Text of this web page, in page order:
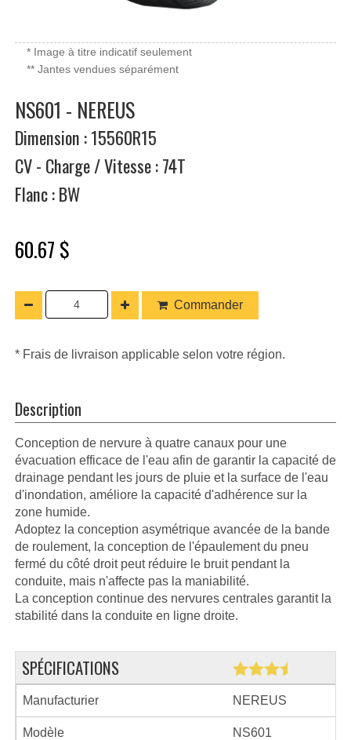
* Image à titre indicatif seulement
** Jantes vendues séparément
NS601 - NEREUS
Dimension : 15560R15
CV - Charge / Vitesse : 74T
Flanc : BW
60.67 $
Commander
* Frais de livraison applicable selon votre région.
Description
Conception de nervure à quatre canaux pour une
évacuation efficace de l'eau afin de garantir la capacité de
drainage pendant les jours de pluie et la surface de l'eau
d'inondation, améliore la capacité d'adhérence sur la
zone humide.
Adoptez la conception asymétrique avancée de la bande
de roulement, la conception de l'épaulement du pneu
fermé du côté droit peut réduire le bruit pendant la
conduite, mais n'affecte pas la maniabilité.
La conception continue des nervures centrales garantit la
stabilité dans la conduite en ligne droite.
SPÉCIFICATIONS
Manufacturier NEREUS
Modèle NS601